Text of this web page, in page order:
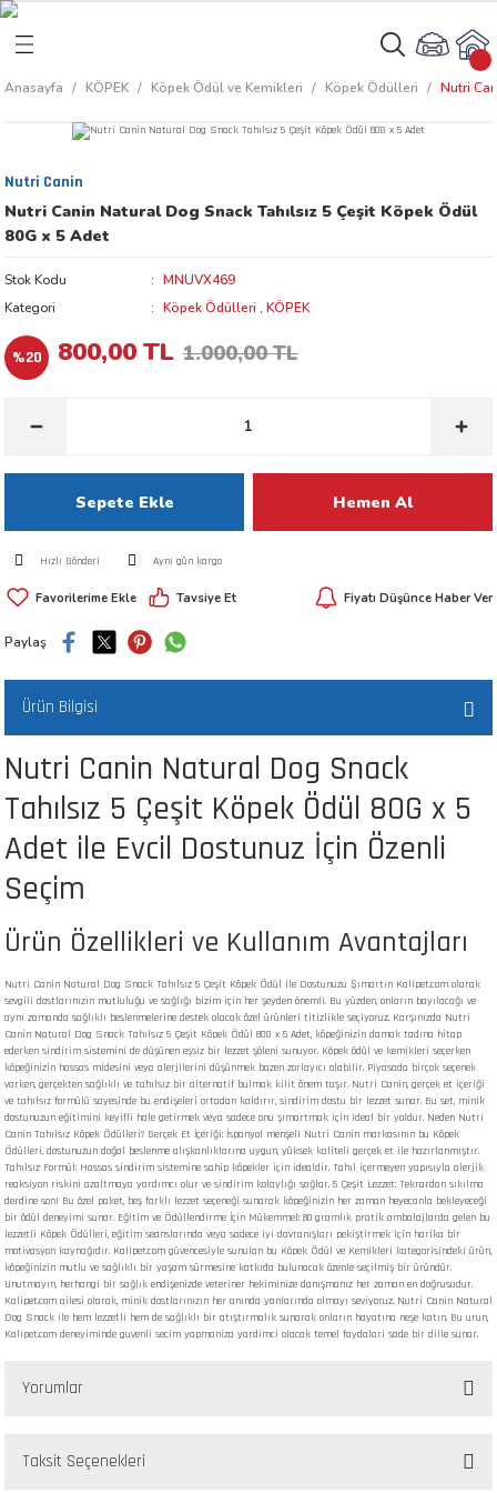
Ürünleri
Anasayfa KÖPEK Köpek Ödül ve Kemikleri Köpek Ödülleri Nutri
Nutri Canin
Nutri Canin Natural Dog Snack Tahılsız 5 Çeşit Köpek Ödül
80G x 5 Adet
Stok Kodu
MNUVX469
Kategori
Köpek Ödülleri , KÖPEK
%20 800,00 TL 1.000,00 TL
Sepete Ekle Hemen Al
Hızlı Gönderi Aynı gün kargo
Tavsiye Et Fiyatı Düşünce Haber Ver
Paylaş
Ürün Bilgisi
Nutri Canin Natural Dog Snack
Tahılsız 5 Çeşit Köpek Ödül 80G x 5
Adet ile Evcil Dostunuz İçin Özenli
Seçim
Ürün Özellikleri ve Kullanım Avantajları
Nutri Canin Natural Dog Snack Tahılsız 5 Çeşit Köpek Ödül ile Dostunuzu Şımartın Kalipet.com olarak
sevgili dostlarınızın mutluluğu ve sağlığı bizim için her şeyden önemli. Bu yüzden, onların bayılacağı ve
aynı zamanda sağlıklı beslenmelerine destek olacak özel ürünleri titizlikle seçiyoruz. Karşınızda Nutri
Canin Natural Dog Snack Tahılsız 5 Çeşit Köpek Ödül 80G x 5 Adet, köpeğinizin damak tadına hitap
ederken sindirim sistemini de düşünen eşsiz bir lezzet şöleni sunuyor. Köpek ödül ve kemikleri seçerken
köpeğinizin hassas midesini veya alerjilerini düşünmek bazen zorlayıcı olabilir. Piyasada birçok seçenek
varken, gerçekten sağlıklı ve tahılsız bir alternatif bulmak kilit önem taşır. Nutri Canin, gerçek et içeriği
ve tahılsız formülü sayesinde bu endişeleri ortadan kaldırır, sindirim dostu bir lezzet sunar. Bu set, minik
dostunuzun eğitimini keyifli hale getirmek veya sadece onu şımartmak için ideal bir yoldur. Neden Nutri
Canin Tahılsız Köpek Ödülleri? Gerçek Et İçeriği: İspanyol menşeli Nutri Canin markasının bu Köpek
Ödülleri, dostunuzun doğal beslenme alışkanlıklarına uygun, yüksek kaliteli gerçek et ile hazırlanmıştır.
Tahılsız Formül: Hassas sindirim sistemine sahip köpekler için idealdir. Tahıl içermeyen yapısıyla alerjik
reaksiyon riskini azaltmaya yardımcı olur ve sindirim kolaylığı sağlar. 5 Çeşit Lezzet: Tekrardan sıkılma
derdine son! Bu özel paket, beş farklı lezzet seçeneği sunarak köpeğinizin her zaman heyecanla bekleyeceği
bir ödül deneyimi sunar. Eğitim ve Ödüllendirme İçin Mükemmel: 80 gramlık pratik ambalajlarda gelen bu
lezzetli Köpek Ödülleri, eğitim seanslarında veya sadece iyi davranışları pekiştirmek için harika bir
motivasyon kaynağıdır. Kalipet.com güvencesiyle sunulan bu Köpek Ödül ve Kemikleri kategorisindeki ürün,
köpeğinizin mutlu ve sağlıklı bir yaşam sürmesine katkıda bulunacak özenle seçilmiş bir üründür.
Unutmayın, herhangi bir sağlık endişenizde veteriner hekiminize danışmanız her zaman en doğrusudur.
Kalipet.com ailesi olarak, minik dostlarınızın her anında yanlarında olmayı seviyoruz. Nutri Canin Natural
Dog Snack ile hem lezzetli hem de sağlıklı bir atıştırmalık sunarak onların hayatına neşe katın. Bu urun,
Kalipet.com deneyiminde guvenli secim yapmaniza yardimci olacak temel faydalari sade bir dille sunar.
Yorumlar
Taksit Seçenekleri